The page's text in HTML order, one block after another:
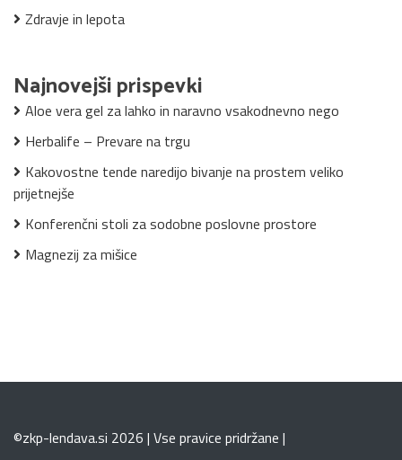
Zdravje in lepota
Najnovejši prispevki
Aloe vera gel za lahko in naravno vsakodnevno nego
Herbalife – Prevare na trgu
Kakovostne tende naredijo bivanje na prostem veliko
prijetnejše
Konferenčni stoli za sodobne poslovne prostore
Magnezij za mišice
©zkp-lendava.si 2026 | Vse pravice pridržane |